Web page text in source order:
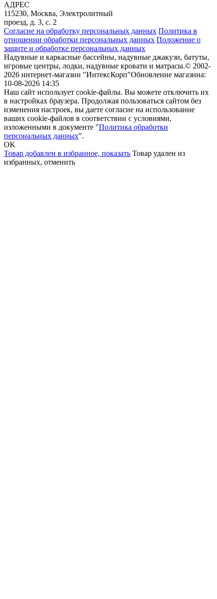
АДРЕС
115230, Москва, Электролитный
проезд, д. 3, с. 2
Согласие на обработку персональных данных Политика в
отношении обработки персональных данных Положение о
защите и обработке персональных данных
Надувные и каркасные бассейны, надувные джакузи, батуты,
игровые центры, лодки, надувные кровати и матрасы.© 2002-
2026 интернет-магазин "ИнтексКорп"Обновление магазина:
10-08-2026 14:35
Наш сайт использует cookie-файлы. Вы можете отключить их
в настройках браузера. Продолжая пользоваться сайтом без
изменения настроек, вы даете согласие на использование
ваших cookie-файлов в соответствии с условиями,
изложенными в документе "Политика обработки
персональных данных".
OK
Товар добавлен в избранное, показать Товар удален из
избранных, отменить